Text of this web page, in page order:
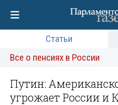
Статьи
Все о пенсиях в России
Путин:
угрожает России и